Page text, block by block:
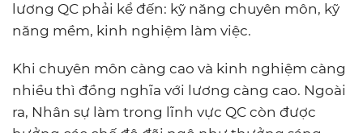
lương QC phải kể đến: kỹ năng chuyên môn, kỹ
năng mềm, kinh nghiệm làm việc.
Khi chuyên môn càng cao và kinh nghiệm càng
nhiều thì đồng nghĩa với lương càng cao. Ngoài
ra, Nhân sự làm trong lĩnh vực QC còn được